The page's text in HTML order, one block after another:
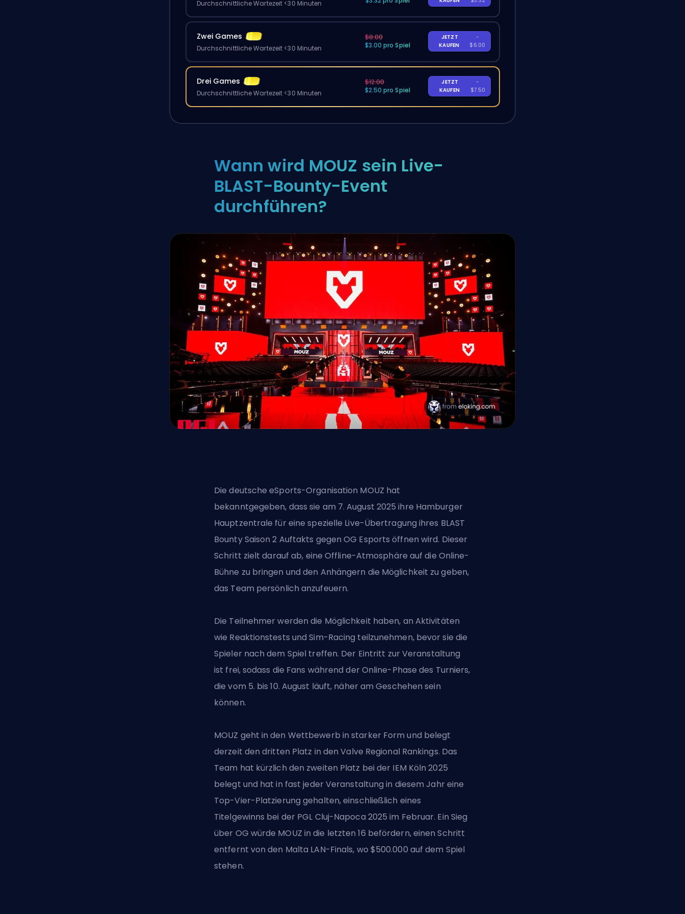
Durchschnittliche Wartezeit <30 Minuten
Zwei Games
Durchschnittliche Wartezeit <30 Minuten
$8.00
$3.00 pro Spiel
JETZT
KAUFEN
-
$6.00
Drei Games
Durchschnittliche Wartezeit <30 Minuten
$12.00
$2.50 pro Spiel
JETZT
KAUFEN
-
$7.50
Wann wird MOUZ sein Live-
BLAST-Bounty-Event
durchführen?
Die deutsche eSports-Organisation MOUZ hat
bekanntgegeben, dass sie am 7. August 2025 ihre Hamburger
Hauptzentrale für eine spezielle Live-Übertragung ihres BLAST
Bounty Saison 2 Auftakts gegen OG Esports öffnen wird. Dieser
Schritt zielt darauf ab, eine Offline-Atmosphäre auf die Online-
Bühne zu bringen und den Anhängern die Möglichkeit zu geben,
das Team persönlich anzufeuern.
Die Teilnehmer werden die Möglichkeit haben, an Aktivitäten
wie Reaktionstests und Sim-Racing teilzunehmen, bevor sie die
Spieler nach dem Spiel treffen. Der Eintritt zur Veranstaltung
ist frei, sodass die Fans während der Online-Phase des Turniers,
die vom 5. bis 10. August läuft, näher am Geschehen sein
können.
MOUZ geht in den Wettbewerb in starker Form und belegt
derzeit den dritten Platz in den Valve Regional Rankings. Das
Team hat kürzlich den zweiten Platz bei der IEM Köln 2025
belegt und hat in fast jeder Veranstaltung in diesem Jahr eine
Top-Vier-Platzierung gehalten, einschließlich eines
Titelgewinns bei der PGL Cluj-Napoca 2025 im Februar. Ein Sieg
über OG würde MOUZ in die letzten 16 befördern, einen Schritt
entfernt von den Malta LAN-Finals, wo $500.000 auf dem Spiel
stehen.